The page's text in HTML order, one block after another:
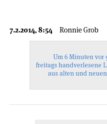
7.2.2014, 8:54 Ronnie Grob
Um 6 Minuten vor
freitags handverlesene
aus alten und